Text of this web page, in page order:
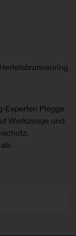
Experten Plegge
Werkzeuge und